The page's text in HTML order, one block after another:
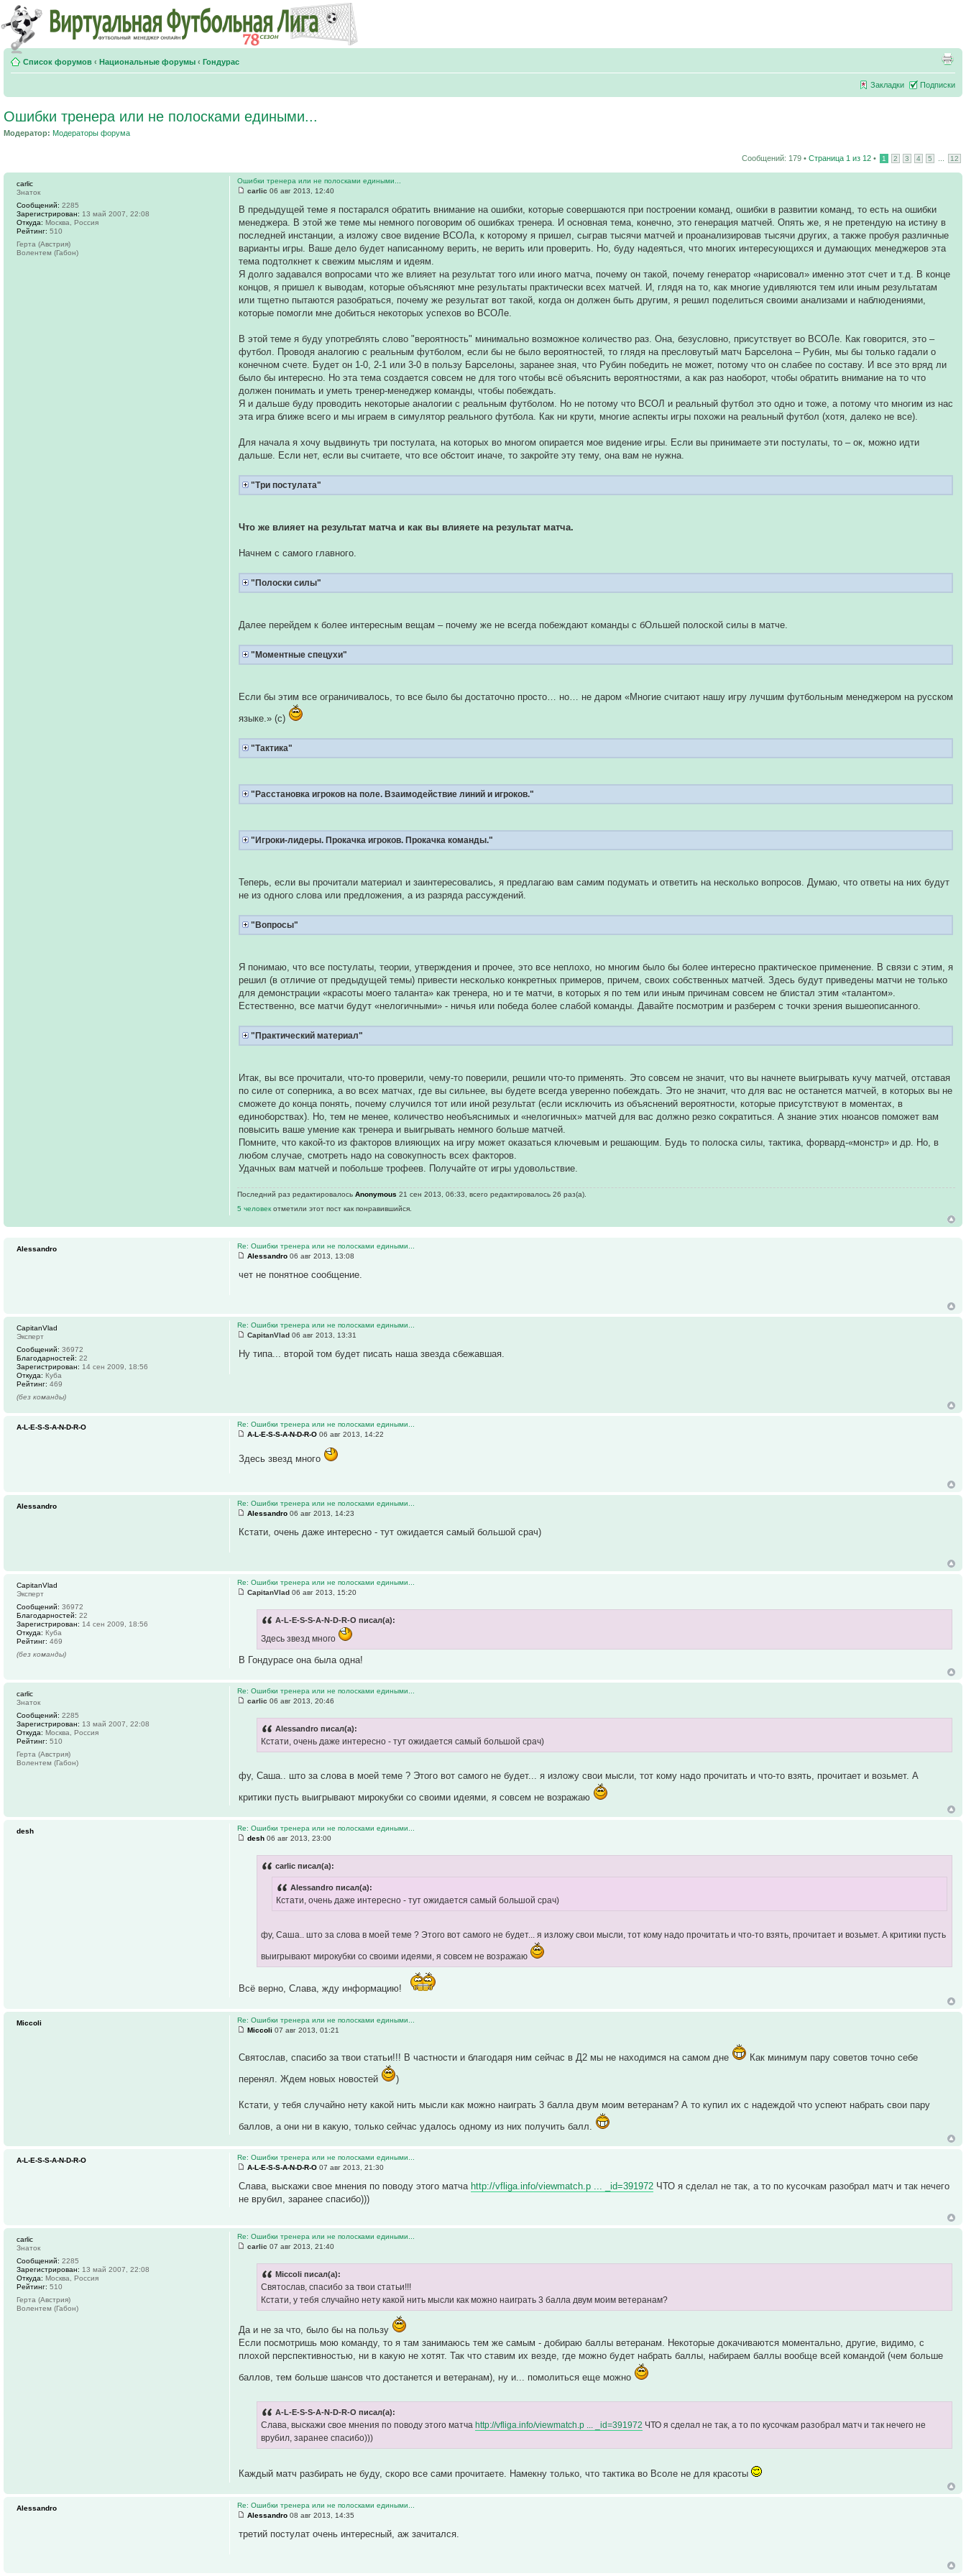
Список форумов ‹ Национальные форумы ‹ Гондурас
Закладки Подписки
Ошибки тренера или не полосками едиными...
Модератор: Модераторы форума
Сообщений: 179 • Страница 1 из 12 • 1 2 3 4 5 12
Ошибки тренера или не полосками едиными...
carlic 06 авг 2013, 12:40
В предыдущей теме я постарался обратить внимание на ошибки, которые совершаются при построении команд, ошибки в развитии команд, то есть на ошибки
менеджера. В этой же теме мы немного поговорим об ошибках тренера. И основная тема, конечно, это генерация матчей. Опять же, я не претендую на истину в
последней инстанции, а изложу свое видение ВСОЛа, к которому я пришел, сыграв тысячи матчей и проанализировав тысячи других, а также пробуя различные
варианты игры. Ваше дело будет написанному верить, не верить или проверить. Но, буду надеяться, что многих интересующихся и думающих менеджеров эта
тема подтолкнет к свежим мыслям и идеям.
Я долго задавался вопросами что же влияет на результат того или иного матча, почему он такой, почему генератор «нарисовал» именно этот счет и т.д. В конце
концов, я пришел к выводам, которые объясняют мне результаты практически всех матчей. И, глядя на то, как многие удивляются тем или иным результатам
или тщетно пытаются разобраться, почему же результат вот такой, когда он должен быть другим, я решил поделиться своими анализами и наблюдениями,
которые помогли мне добиться некоторых успехов во ВСОЛе.
В этой теме я буду употреблять слово "вероятность" минимально возможное количество раз. Она, безусловно, присутствует во ВСОЛе. Как говорится, это –
футбол. Проводя аналогию с реальным футболом, если бы не было вероятностей, то глядя на пресловутый матч Барселона – Рубин, мы бы только гадали о
конечном счете. Будет он 1-0, 2-1 или 3-0 в пользу Барселоны, заранее зная, что Рубин победить не может, потому что он слабее по составу. И все это вряд ли
было бы интересно. Но эта тема создается совсем не для того чтобы всё объяснить вероятностями, а как раз наоборот, чтобы обратить внимание на то что
должен понимать и уметь тренер-менеджер команды, чтобы побеждать.
Я и дальше буду проводить некоторые аналогии с реальным футболом. Но не потому что ВСОЛ и реальный футбол это одно и тоже, а потому что многим из нас
эта игра ближе всего и мы играем в симулятор реального футбола. Как ни крути, многие аспекты игры похожи на реальный футбол (хотя, далеко не все).
Для начала я хочу выдвинуть три постулата, на которых во многом опирается мое видение игры. Если вы принимаете эти постулаты, то – ок, можно идти
дальше. Если нет, если вы считаете, что все обстоит иначе, то закройте эту тему, она вам не нужна.
"Три постулата"
Что же влияет на результат матча и как вы влияете на результат матча.
Начнем с самого главного.
"Полоски силы"
Далее перейдем к более интересным вещам – почему же не всегда побеждают команды с бОльшей полоской силы в матче.
"Моментные спецухи"
Если бы этим все ограничивалось, то все было бы достаточно просто… но… не даром «Многие считают нашу игру лучшим футбольным менеджером на русском
языке.» (с)
"Тактика"
"Расстановка игроков на поле. Взаимодействие линий и игроков."
"Игроки-лидеры. Прокачка игроков. Прокачка команды."
Теперь, если вы прочитали материал и заинтересовались, я предлагаю вам самим подумать и ответить на несколько вопросов. Думаю, что ответы на них будут
не из одного слова или предложения, а из разряда рассуждений.
"Вопросы"
Я понимаю, что все постулаты, теории, утверждения и прочее, это все неплохо, но многим было бы более интересно практическое применение. В связи с этим, я
решил (в отличие от предыдущей темы) привести несколько конкретных примеров, причем, своих собственных матчей. Здесь будут приведены матчи не только
для демонстрации «красоты моего таланта» как тренера, но и те матчи, в которых я по тем или иным причинам совсем не блистал этим «талантом».
Естественно, все матчи будут «нелогичными» - ничья или победа более слабой команды. Давайте посмотрим и разберем с точки зрения вышеописанного.
"Практический материал"
Итак, вы все прочитали, что-то проверили, чему-то поверили, решили что-то применять. Это совсем не значит, что вы начнете выигрывать кучу матчей, отставая
по силе от соперника, а во всех матчах, где вы сильнее, вы будете всегда уверенно побеждать. Это не значит, что для вас не останется матчей, в которых вы не
сможете до конца понять, почему случился тот или иной результат (если исключить из объяснений вероятности, которые присутствуют в моментах, в
единоборствах). Но, тем не менее, количество необъяснимых и «нелогичных» матчей для вас должно резко сократиться. А знание этих нюансов поможет вам
повысить ваше умение как тренера и выигрывать немного больше матчей.
Помните, что какой-то из факторов влияющих на игру может оказаться ключевым и решающим. Будь то полоска силы, тактика, форвард-«монстр» и др. Но, в
любом случае, смотреть надо на совокупность всех факторов.
Удачных вам матчей и побольше трофеев. Получайте от игры удовольствие.
Последний раз редактировалосьAnonymous 21 сен 2013, 06:33, всего редактировалось 26 раз(а).
5 человекотметили этот пост как понравившийся.
carlic
Знаток
Сообщений: 2285
Зарегистрирован: 13 май 2007, 22:08
Откуда: Москва, Россия
Рейтинг: 510
Герта (Австрия)
Волентем (Габон)
Re: Ошибки тренера или не полосками едиными...
Alessandro 06 авг 2013, 13:08
чет не понятное сообщение.
Alessandro
Re: Ошибки тренера или не полосками едиными...
CapitanVlad 06 авг 2013, 13:31
Ну типа... второй том будет писать наша звезда сбежавшая.
CapitanVlad
Эксперт
Сообщений: 36972
Благодарностей: 22
Зарегистрирован: 14 сен 2009, 18:56
Откуда: Куба
Рейтинг: 469
(без команды)
Re: Ошибки тренера или не полосками едиными...
A-L-E-S-S-A-N-D-R-O 06 авг 2013, 14:22
Здесь звезд много
A-L-E-S-S-A-N-D-R-O
Re: Ошибки тренера или не полосками едиными...
Alessandro 06 авг 2013, 14:23
Кстати, очень даже интересно - тут ожидается самый большой срач)
Alessandro
Re: Ошибки тренера или не полосками едиными...
CapitanVlad 06 авг 2013, 15:20
A-L-E-S-S-A-N-D-R-O писал(а):
Здесь звезд много
В Гондурасе она была одна!
CapitanVlad
Эксперт
Сообщений: 36972
Благодарностей: 22
Зарегистрирован: 14 сен 2009, 18:56
Откуда: Куба
Рейтинг: 469
(без команды)
Re: Ошибки тренера или не полосками едиными...
carlic 06 авг 2013, 20:46
Alessandro писал(а):
Кстати, очень даже интересно - тут ожидается самый большой срач)
фу, Саша.. што за слова в моей теме ? Этого вот самого не будет... я изложу свои мысли, тот кому надо прочитать и что-то взять, прочитает и возьмет. А
критики пусть выигрывают мирокубки со своими идеями, я совсем не возражаю
carlic
Знаток
Сообщений: 2285
Зарегистрирован: 13 май 2007, 22:08
Откуда: Москва, Россия
Рейтинг: 510
Герта (Австрия)
Волентем (Габон)
Re: Ошибки тренера или не полосками едиными...
desh 06 авг 2013, 23:00
carlic писал(а):
Alessandro писал(а):
Кстати, очень даже интересно - тут ожидается самый большой срач)
фу, Саша.. што за слова в моей теме ? Этого вот самого не будет... я изложу свои мысли, тот кому надо прочитать и что-то взять, прочитает и возьмет. А критики пусть
выигрывают мирокубки со своими идеями, я совсем не возражаю
Всё верно, Слава, жду информацию!
desh
Re: Ошибки тренера или не полосками едиными...
Miccoli 07 авг 2013, 01:21
Святослав, спасибо за твои статьи!!! В частности и благодаря ним сейчас в Д2 мы не находимся на самом дне
Как минимум пару советов точно себе
перенял. Ждем новых новостей
)
Кстати, у тебя случайно нету какой нить мысли как можно наиграть 3 балла двум моим ветеранам? А то купил их с надеждой что успеют набрать свои пару
баллов, а они ни в какую, только сейчас удалось одному из них получить балл.
Miccoli
Re: Ошибки тренера или не полосками едиными...
A-L-E-S-S-A-N-D-R-O 07 авг 2013, 21:30
Слава, выскажи свое мнения по поводу этого матча http://vfliga.info/viewmatch.p ... _id=391972 ЧТО я сделал не так, а то по кусочкам разобрал матч и так нечего
не врубил, заранее спасибо)))
A-L-E-S-S-A-N-D-R-O
Re: Ошибки тренера или не полосками едиными...
carlic 07 авг 2013, 21:40
Miccoli писал(а):
Святослав, спасибо за твои статьи!!!
Кстати, у тебя случайно нету какой нить мысли как можно наиграть 3 балла двум моим ветеранам?
Да и не за что, было бы на пользу
Если посмотришь мою команду, то я там занимаюсь тем же самым - добираю баллы ветеранам. Некоторые докачиваются моментально, другие, видимо, с
плохой перспективностью, ни в какую не хотят. Так что ставим их везде, где можно будет набрать баллы, набираем баллы вообще всей командой (чем больше
баллов, тем больше шансов что достанется и ветеранам), ну и... помолиться еще можно
A-L-E-S-S-A-N-D-R-O писал(а):
Слава, выскажи свое мнения по поводу этого матча http://vfliga.info/viewmatch.p ... _id=391972 ЧТО я сделал не так, а то по кусочкам разобрал матч и так нечего не
врубил, заранее спасибо)))
Каждый матч разбирать не буду, скоро все сами прочитаете. Намекну только, что тактика во Всоле не для красоты
carlic
Знаток
Сообщений: 2285
Зарегистрирован: 13 май 2007, 22:08
Откуда: Москва, Россия
Рейтинг: 510
Герта (Австрия)
Волентем (Габон)
Re: Ошибки тренера или не полосками едиными...
Alessandro 08 авг 2013, 14:35
третий постулат очень интересный, аж зачитался.
Alessandro